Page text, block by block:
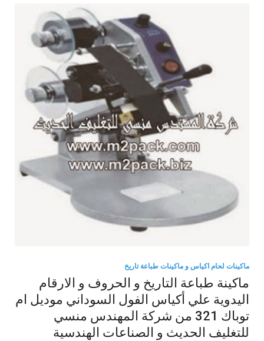
ماكينات لحام اكياس و ماكينات طباعة تاريخ
ماكينة طباعة التاريخ و الحروف و الارقام
اليدوية علي أكياس الفول السوداني موديل ام
توباك 321 من شركة المهندس منسي
للتغليف الحديث و الصناعات الهندسية